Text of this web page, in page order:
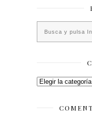
Categorías